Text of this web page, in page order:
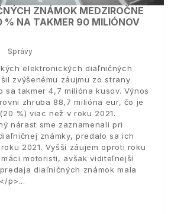
ZNÁMOK MEDZIROČNE
% NA TAKMER 90 MILIÓNOV
Správy
elektronických diaľničných
zvýšenému záujmu zo strany
sa takmer 4,7 milióna kusov. Výnos
zhruba 88,7 milióna eur, čo je
%) viac než v roku 2021.
nárast sme zaznamenali pri
známky, predalo sa ich
2021. Vyšší záujem oproti roku
motoristi, avšak viditeľnejší
diaľničných známok mala
p>